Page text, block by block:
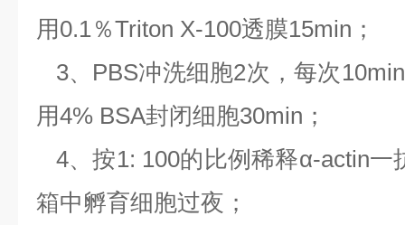
用0.1％Triton X-100透膜15min；
3、PBS冲洗细胞2次，每次
用4% BSA封闭细胞30min；
4、按1: 100的比例稀释α-actin
箱中孵育细胞过夜；